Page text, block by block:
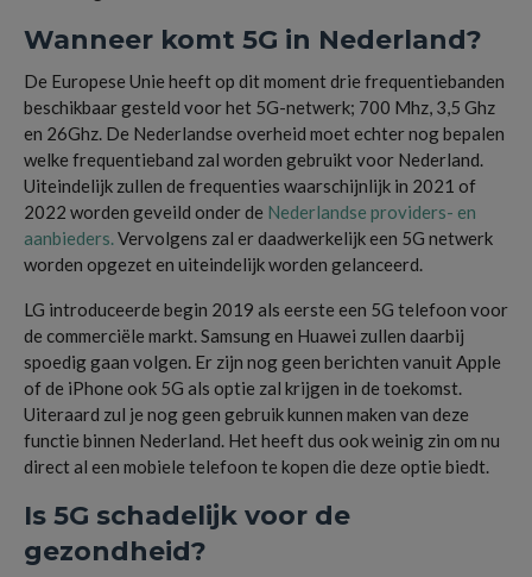
Wanneer komt 5G in Nederland?
De Europese Unie heeft op dit moment drie frequentiebanden
beschikbaar gesteld voor het 5G-netwerk; 700 Mhz, 3,5 Ghz
en 26Ghz. De Nederlandse overheid moet echter nog bepalen
welke frequentieband zal worden gebruikt voor Nederland.
Uiteindelijk zullen de frequenties waarschijnlijk in 2021 of
2022 worden geveild onder de Nederlandse providers- en
aanbieders.Vervolgens zal er daadwerkelijk een 5G netwerk
worden opgezet en uiteindelijk worden gelanceerd.
LG introduceerde begin 2019 als eerste een 5G telefoon voor
de commerciële markt. Samsung en Huawei zullen daarbij
spoedig gaan volgen. Er zijn nog geen berichten vanuit Apple
of de iPhone ook 5G als optie zal krijgen in de toekomst.
Uiteraard zul je nog geen gebruik kunnen maken van deze
functie binnen Nederland. Het heeft dus ook weinig zin om nu
direct al een mobiele telefoon te kopen die deze optie biedt.
Is 5G schadelijk voor de
gezondheid?